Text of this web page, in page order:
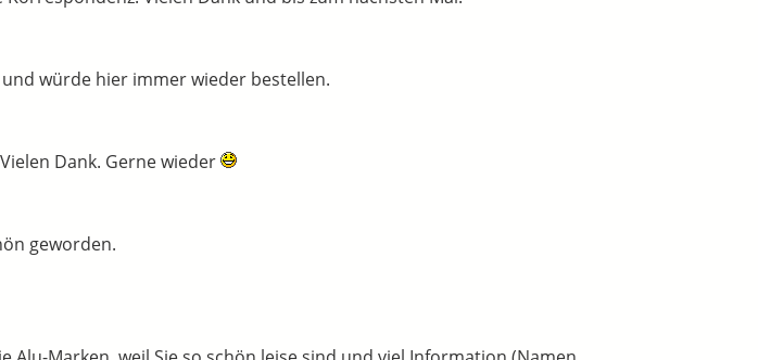
würde hier immer wieder bestellen.
Dank. Gerne wieder
geworden.